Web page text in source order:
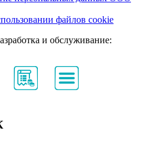
файлов cookie
и обслуживание: